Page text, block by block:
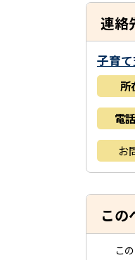
連絡
子育
所
電
お
この
こ